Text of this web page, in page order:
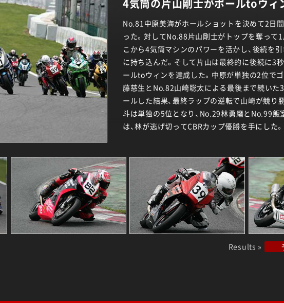
4気筒の片山剛士がポールtoウィ
No.81中原美海がホールショットを決めて2日
った。対してNo.88片山剛士がトップを奪って
こから4気筒マシンのパワーを活かし、後続を
に持ち込んだ。そして片山は最終的に後続に3
ールtoウィンを達成した。中原が単独の2位で
藤慈生とNo.82山崎聡太による最後まで続いた
ールした結果、最終ラップの逆転で山崎が競り
斗は単独の5位となり、No.29林勇磨とNo.99飯
は、林が逃げ切ってCBRカップ優勝を手にした。
Results »